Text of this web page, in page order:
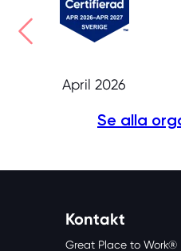
April 2026
Se alla
Kontakt
Great Place to Work®